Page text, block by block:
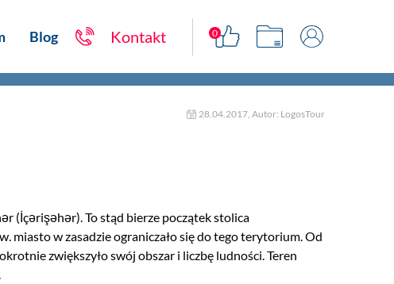
Blog Kontakt 0
28.04.2017, Autor: LogosTour
(İçərişəhər). To stąd bierze początek stolica
miasto w zasadzie ograniczało się do tego terytorium. Od
zwiększyło swój obszar i liczbę ludności. Teren